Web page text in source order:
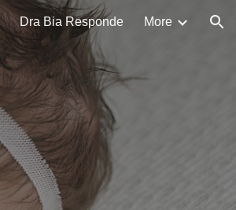
Dra Bia Responde More